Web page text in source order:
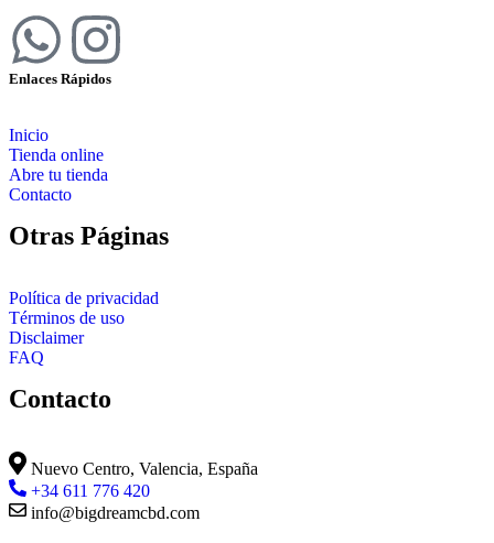
Enlaces Rápidos
Inicio
Tienda online
Abre tu tienda
Contacto
Otras Páginas
Política de privacidad
Términos de uso
Disclaimer
FAQ
Contacto
Nuevo Centro, Valencia, España
+34 611 776 420
info@bigdreamcbd.com